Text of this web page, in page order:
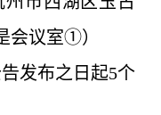
会议室①）
发布之日起5个